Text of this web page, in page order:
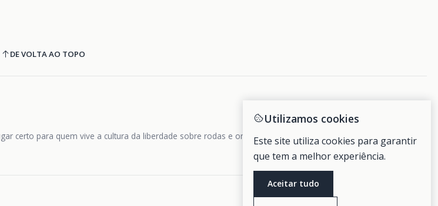
DE VOLTA AO TOPO
certo para quem vive a cultura da liberdade sobre rodas e ondas.
Utilizamos cookies
Este site utiliza cookies para garantir
que tem a melhor experiência.
Aceitar tudo